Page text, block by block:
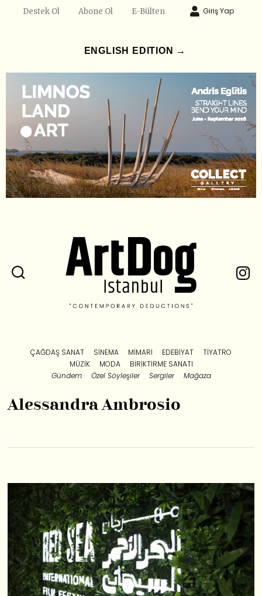
Destek Ol Abone Ol E-Bülten Giriş Yap
ENGLISH EDITION →
ÇAĞDAŞ SANAT SINEMA MIMARI EDEBIYAT
TIYATRO
MÜZIK
MODA
BIRIKTIRME SANATI
Gündem
Özel Söyleşiler Sergiler Mağaza
Alessandra Ambrosio